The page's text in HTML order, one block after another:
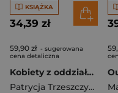
KSIĄŻKA
34,39 zł
59,90 zł - sugerowana
cena detaliczna
Kobiety z oddziału 5B. Intymny reportaż ze szpitala psychiatrycznego
Patrycja Trzeszczyńska